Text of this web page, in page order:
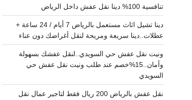
تنافسية 100% دينا نقل عفش داخل الرياض
دينا تشيل اثاث مستعمل بالرياض 7 أيام / 24 ساعة +
عطلات..دينا سريعة ومريحة لنقل أغراضك دون عناء
ونيت نقل عفش حي السويدي..لنقل عفشك بسهولة
وأمان..15%خصم عند طلب ونيت نقل عفش حي
السويدي
نقل عفش بالرياض 200 ريال فقط لتاجير عمال نقل